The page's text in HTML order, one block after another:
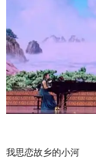
我思恋故乡的小河